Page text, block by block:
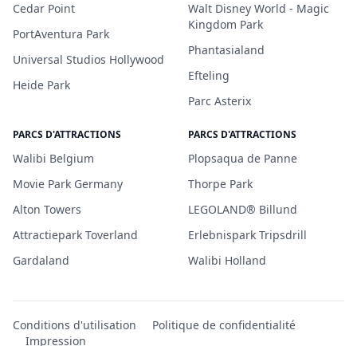
Cedar Point
PortAventura Park
Universal Studios Hollywood
Heide Park
Walt Disney World - Magic
Kingdom Park
Phantasialand
Efteling
Parc Asterix
PARCS D'ATTRACTIONS
Walibi Belgium
Movie Park Germany
Alton Towers
Attractiepark Toverland
Gardaland
PARCS D'ATTRACTIONS
Plopsaqua de Panne
Thorpe Park
LEGOLAND® Billund
Erlebnispark Tripsdrill
Walibi Holland
Conditions d'utilisation
Politique de confidentialité
Impression